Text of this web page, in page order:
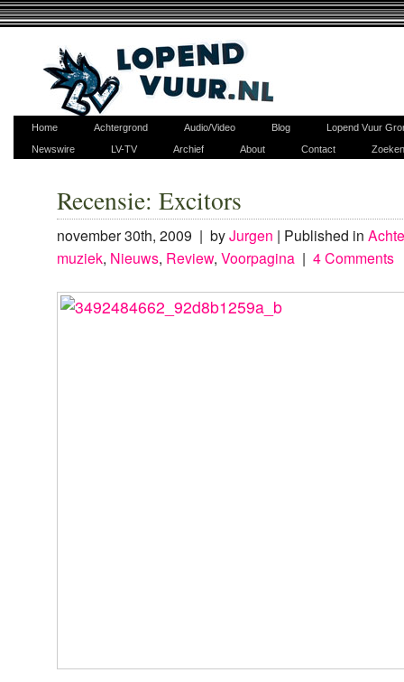
Home Achtergrond Audio/Video Blog
Lopend Vuur
Newswire
LV-TV Archief About Contact Zoeken
Recensie: Excitors
november 30th, 2009 | byJurgen | Published in
muziek, Nieuws, Review, Voorpagina | 4 Comments